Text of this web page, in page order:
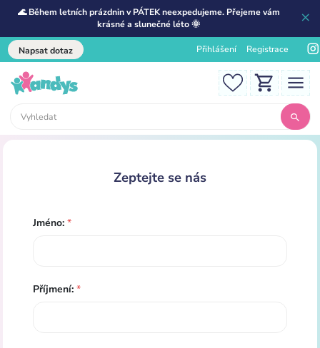
🌊 Během letních prázdnin v PÁTEK neexpedujeme. Přejeme vám
krásné a slunečné léto 🌞
Napsat dotaz Přihlášení Registrace
Zeptejte se nás
Jméno: *
Příjmení: *